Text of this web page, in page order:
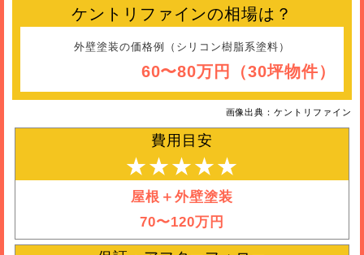
ケントリファインの相場は？
外壁塗装の価格例（シリコン樹脂系塗料）
60〜80万円（30坪物件）
画像出典：ケントリファイン
費用目安
★★★★★
屋根＋外壁塗装
70〜120万円